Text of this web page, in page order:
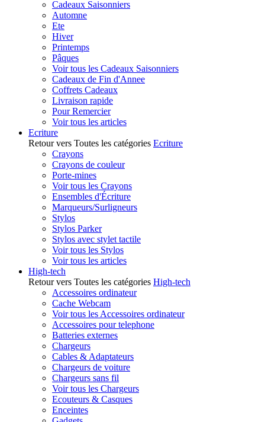
Cadeaux Saisonniers
Automne
Ete
Hiver
Printemps
Pâques
Voir tous les Cadeaux Saisonniers
Cadeaux de Fin d'Annee
Coffrets Cadeaux
Livraison rapide
Pour Remercier
Voir tous les articles
Ecriture
Retour vers Toutes les catégories Ecriture
Crayons
Crayons de couleur
Porte-mines
Voir tous les Crayons
Ensembles d'Écriture
Marqueurs/Surligneurs
Stylos
Stylos Parker
Stylos avec stylet tactile
Voir tous les Stylos
Voir tous les articles
High-tech
Retour vers Toutes les catégories High-tech
Accessoires ordinateur
Cache Webcam
Voir tous les Accessoires ordinateur
Accessoires pour telephone
Batteries externes
Chargeurs
Cables & Adaptateurs
Chargeurs de voiture
Chargeurs sans fil
Voir tous les Chargeurs
Ecouteurs & Casques
Enceintes